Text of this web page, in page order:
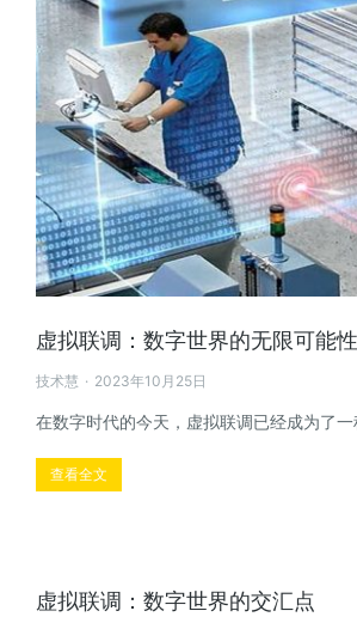
虚拟联调：数字世界的无限可能性
技术慧 2023年10月25日
在数字时代的今天，虚拟联调已经成为了
查看全文
虚拟联调：数字世界的交汇点